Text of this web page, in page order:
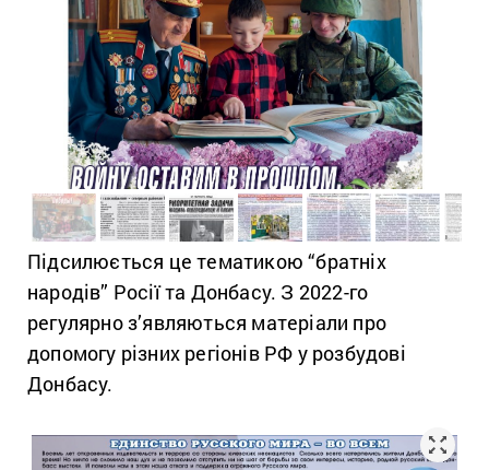
Підсилюється це тематикою “братніх
народів” Росії та Донбасу. З 2022-го
регулярно з’являються матеріали про
допомогу різних регіонів РФ у розбудові
Донбасу.